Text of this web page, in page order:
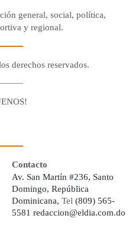
general, social, política,
y regional.
derechos reservados.
Contacto
Av. San Martín #236, Santo
Domingo, República
Dominicana, Tel (809) 565-
5581 redaccion@eldia.com.do